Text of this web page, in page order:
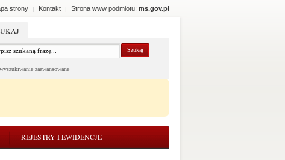
strony | Kontakt | Strona www podmiotu: ms.gov.pl
wyszukiwanie zaawansowane
REJESTRY I EWIDENCJE